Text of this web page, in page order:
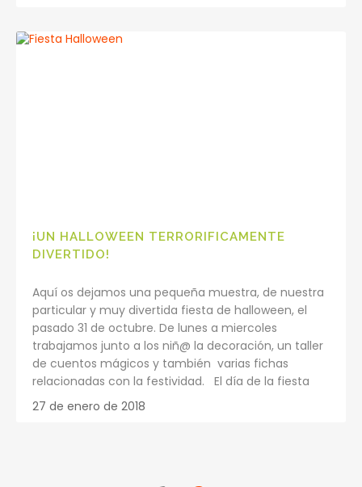
¡UN HALLOWEEN TERRORIFICAMENTE
DIVERTIDO!
Aquí os dejamos una pequeña muestra, de nuestra
particular y muy divertida fiesta de halloween, el
pasado 31 de octubre. De lunes a miercoles
trabajamos junto a los niñ@ la decoración, un taller
de cuentos mágicos y también varias fichas
relacionadas con la festividad. El día de la fiesta
27 de enero de 2018